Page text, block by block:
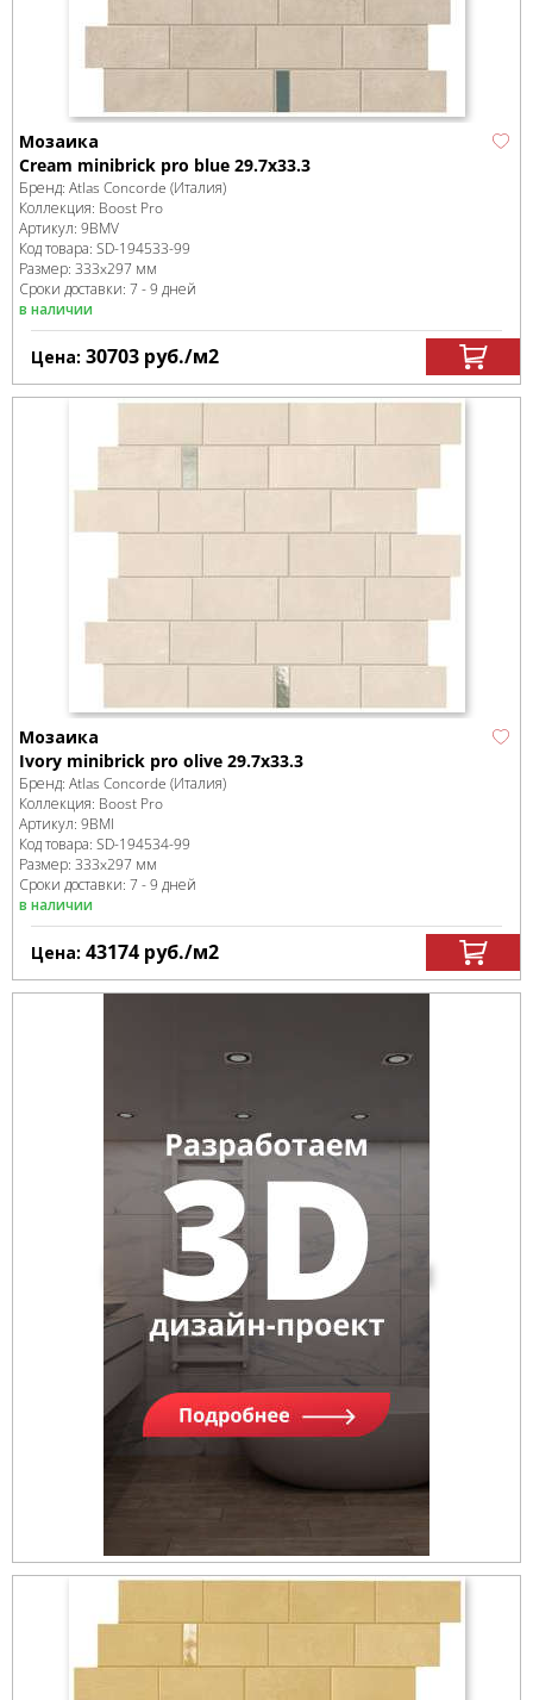
Мозаика
Cream minibrick pro blue 29.7x33.3
Бренд: Atlas Concorde (Италия)
Коллекция: Boost Pro
Артикул: 9BMV
Код товара: SD-194533-99
Размер: 333x297 мм
Сроки доставки: 7 - 9 дней
в наличии
Цена: 30703 руб./м2
Мозаика
Ivory minibrick pro olive 29.7x33.3
Бренд: Atlas Concorde (Италия)
Коллекция: Boost Pro
Артикул: 9BMI
Код товара: SD-194534-99
Размер: 333x297 мм
Сроки доставки: 7 - 9 дней
в наличии
Цена: 43174 руб./м2